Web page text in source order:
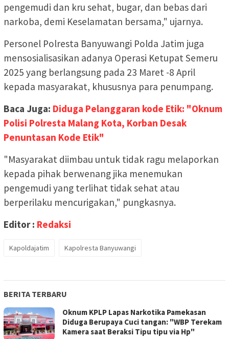
pengemudi dan kru sehat, bugar, dan bebas dari
narkoba, demi Keselamatan bersama," ujarnya.
Personel Polresta Banyuwangi Polda Jatim juga
mensosialisasikan adanya Operasi Ketupat Semeru
2025 yang berlangsung pada 23 Maret -8 April
kepada masyarakat, khususnya para penumpang.
Baca Juga: Diduga Pelanggaran kode Etik: "Oknum
Polisi Polresta Malang Kota, Korban Desak
Penuntasan Kode Etik"
"Masyarakat diimbau untuk tidak ragu melaporkan
kepada pihak berwenang jika menemukan
pengemudi yang terlihat tidak sehat atau
berperilaku mencurigakan," pungkasnya.
Editor : Redaksi
Kapoldajatim Kapolresta Banyuwangi
BERITA TERBARU
Oknum KPLP Lapas Narkotika Pamekasan
Diduga Berupaya Cuci tangan: "WBP Terekam
Kamera saat Beraksi Tipu tipu via Hp"